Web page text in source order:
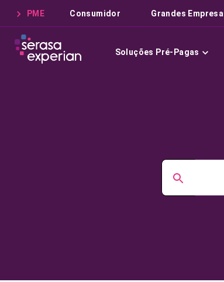
PME Consumidor Grandes
Soluções Pré-Pagas